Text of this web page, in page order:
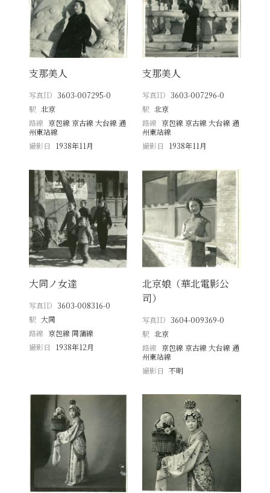
支那美人
写真ID 3603-007295-0
駅 北京
路線 京包線 京古線 大台線 通
州東站線
撮影日
1938年11月
支那美人
写真ID 3603-007296-0
駅 北京
路線 京包線 京古線 大台線 通
州東站線
撮影日
1938年11月
大同ノ女達
写真ID 3603-008316-0
駅 大同
路線 京包線 同蒲線
撮影日
1938年12月
北京娘（華北電影公
司）
写真ID 3604-009369-0
駅 北京
路線 京包線 京古線 大台線 通
州東站線
撮影日 不明